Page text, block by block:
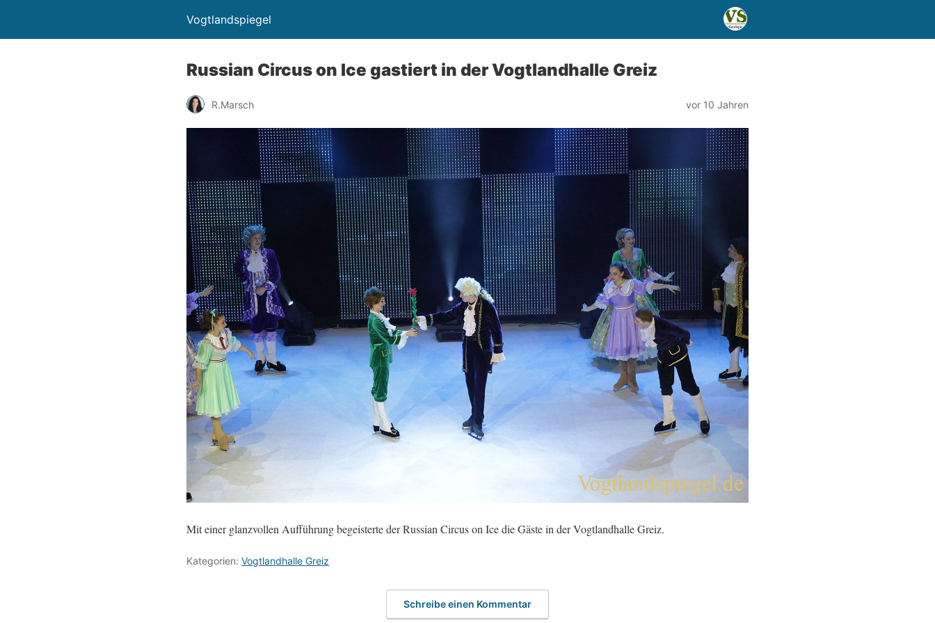
Vogtlandspiegel
Russian Circus on Ice gastiert in der Vogtlandhalle Greiz
R.Marsch vor 10 Jahren
Mit einer glanzvollen Aufführung begeisterte der Russian Circus on Ice die Gäste in der Vogtlandhalle Greiz.
Kategorien: Vogtlandhalle Greiz
Schreibe einen Kommentar